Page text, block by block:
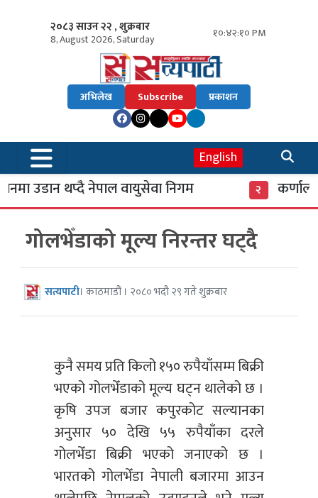
२०८३ साउन २२ , शुक्रबार
8, August 2026, Saturday १०:४२:११ PM
अभिलेख Subscribe प्रकाशन
English
उडान थप्दै नेपाल वायुसेवा निगम कर्णाली
गोलभेँडाको मूल्य निरन्तर घट्दै
सत्यपाटी। काठमाडौं । २०८० भदौ २९ गते शुक्रबार
कुनै समय प्रति किलो १५० रुपैयाँसम्म बिक्री
भएको गोलभेँडाको मूल्य घट्न थालेको छ ।
कृषि उपज बजार कपुरकोट सल्यानका
अनुसार ५० देखि ५५ रुपैयाँका दरले
गोलभेँडा बिक्री भएको जनाएको छ ।
भारतको गोलभेँडा नेपाली बजारमा आउन